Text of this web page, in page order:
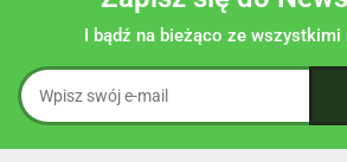
I bądź na bieżąco ze